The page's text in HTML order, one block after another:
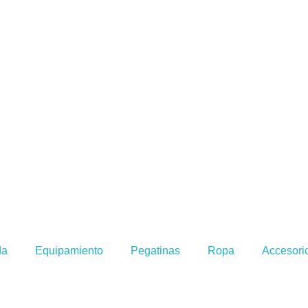
Equipamiento Pegatinas Ropa